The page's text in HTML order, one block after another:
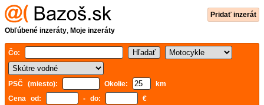
Pridať inzerát
Obľúbené inzeráty, Moje inzeráty
Čo:
PSČ (miesto): Okolie:
km
Cena od:
- do: €